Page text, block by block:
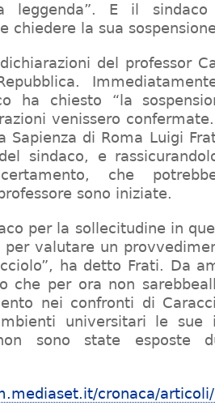
leggenda”. E il
chiedere la sua
del professor
ha chiesto “la
venissero
Sapienza di Roma Luigi
sindaco, e
che
sono iniziate.
per la sollecitudine in
valutare un
ha detto Frati. Da
che per ora non
nei confronti di
universitari le sue
sono state esposte
cronaca/